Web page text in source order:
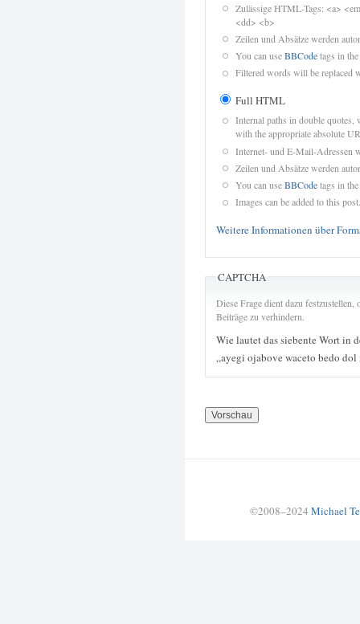
Zulässige HTML-Tags: <a>
<dd> <b>
Zeilen und Absätze werden
You can useBBCodetags in
Filtered words will be replaced
Full HTML
Internal paths in double quotes,
with the appropriate absolute
Internet- und E-Mail-Adressen
Zeilen und Absätze werden
You can useBBCodetags in
Images can be added to this post.
Weitere Informationen über
CAPTCHA
Diese Frage dient dazu
Beiträge zu verhindern.
Wie lautet das siebente Wort in
„ayegi ojabove waceto bedo
©2008–2024 Michael